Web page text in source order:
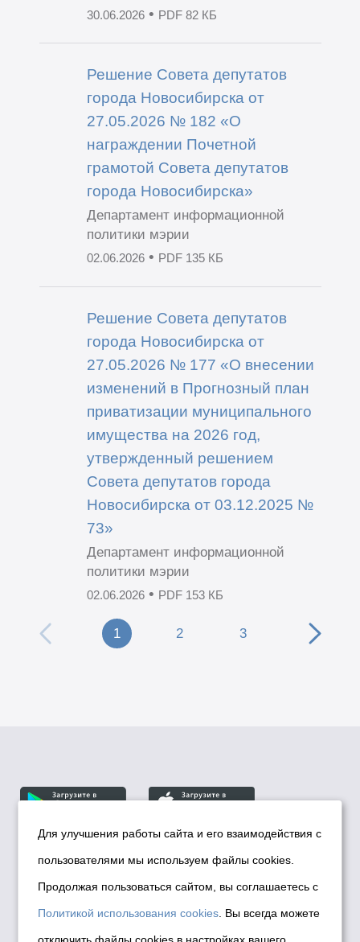
30.06.2026• PDF 82 КБ
Решение Совета депутатов
города Новосибирска от
27.05.2026 № 182 «О
награждении Почетной
грамотой Совета депутатов
города Новосибирска»
Департамент информационной
политики мэрии
02.06.2026• PDF 135 КБ
Решение Совета депутатов
города Новосибирска от
27.05.2026 № 177 «О внесении
изменений в Прогнозный план
приватизации муниципального
имущества на 2026 год,
утвержденный решением
Совета депутатов города
Новосибирска от 03.12.2025 №
73»
Департамент информационной
политики мэрии
02.06.2026• PDF 153 КБ
1 2 3
© Департамент информационной политики мэрии
города Новосибирска, 2026
Политика использования Cookies
Политика по обработке персональных
Для улучшения работы сайта и его взаимодействия с
пользователями мы используем файлы cookies.
Продолжая пользоваться сайтом, вы соглашаетесь с
Политикой использования cookies . Вы всегда можете